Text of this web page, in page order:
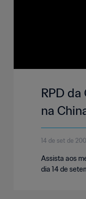
RPD
na
14 de set de
Assista aos
dia 14 de